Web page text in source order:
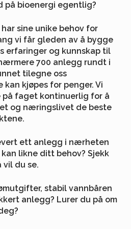
på bioenergi egentlig?
sine unike behov for
vi får gleden av å bygge
erfaringer og kunnskap til
700 anlegg rundt i
tilegne oss
kan kjøpes for penger. Vi
på faget kontinuerlig for å
og næringslivet de beste
ett anlegg i nærheten
likne ditt behov? Sjekk
vil du se.
stabil vannbåren
anlegg? Lurer du på om